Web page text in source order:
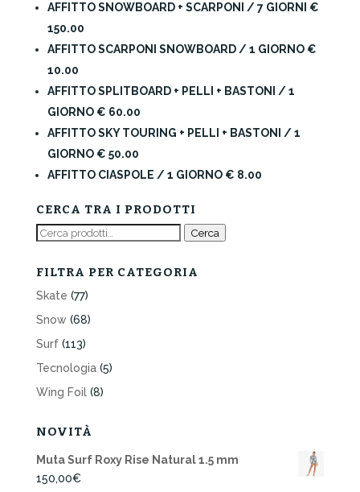
AFFITTO SNOWBOARD + SCARPONI / 7 GIORNI €
150.00
AFFITTO SCARPONI SNOWBOARD / 1 GIORNO €
10.00
AFFITTO SPLITBOARD + PELLI + BASTONI / 1
GIORNO € 60.00
AFFITTO SKY TOURING + PELLI + BASTONI / 1
GIORNO € 50.00
AFFITTO CIASPOLE / 1 GIORNO € 8.00
CERCA TRA I PRODOTTI
Cerca: Cerca
FILTRA PER CATEGORIA
Skate (77)
Snow (68)
Surf (113)
Tecnologia (5)
Wing Foil (8)
NOVITÀ
Muta Surf Roxy Rise Natural 1.5 mm
150,00€